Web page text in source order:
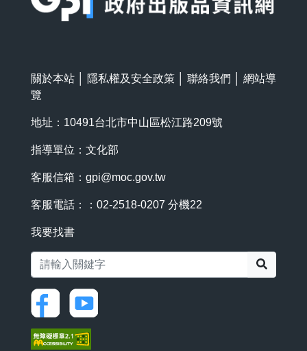
關於本站 隱私權及安全政策 聯絡我們
網站導
覽
地址：10491台北市中山區松江路209號
指導單位：文化部
客服信箱： gpi@moc.gov.tw
客服電話：：02-2518-0207 分機22
我要找書